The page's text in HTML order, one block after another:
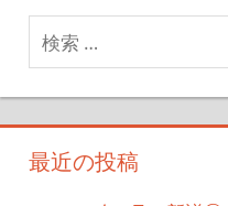
最近の投稿